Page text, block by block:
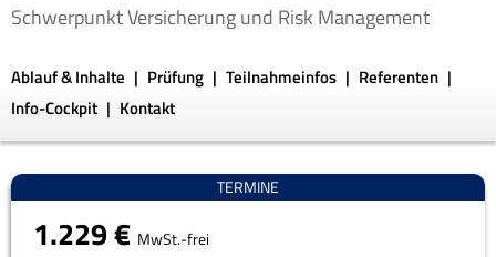
Schwerpunkt Versicherung und Risk Management
Ablauf & Inhalte Prüfung Teilnahmeinfos
Referenten
Info-Cockpit
Kontakt
TERMINE
1.229 € MwSt.-frei